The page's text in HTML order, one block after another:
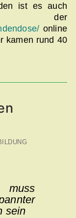
ist es auch
der
online
kamen rund 40
muss
sein